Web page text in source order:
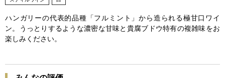
ハンガリーの代表的品種「フルミント」から造られる極甘口ワイ
ン。うっとりするような濃密な甘味と貴腐ブドウ特有の複雑味をお
楽しみください。